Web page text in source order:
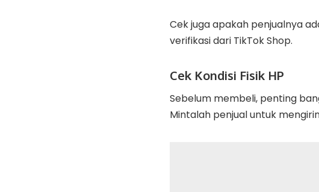
Cek juga apakah penjualnya
verifikasi dari TikTok Shop.
Cek Kondisi Fisik HP
Sebelum membeli, penting
Mintalah penjual untuk